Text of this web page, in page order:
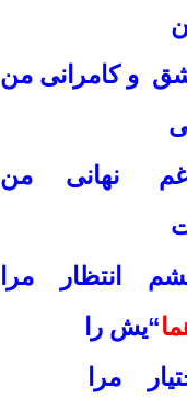
و کامرانی من
نهانی من
انتظار مرا
“یش را
مرا